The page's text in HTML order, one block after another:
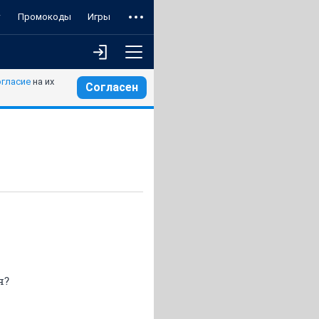
Промокоды Игры
на их Согласен